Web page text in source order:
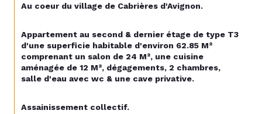
Au coeur du village de Cabrières d'Avignon.
Appartement au second & dernier étage de type T3
d'une superficie habitable d'environ 62.85 M²
comprenant un salon de 24 M², une cuisine
aménagée de 12 M², dégagements, 2 chambres,
salle d'eau avec wc & une cave privative.
Assainissement collectif.